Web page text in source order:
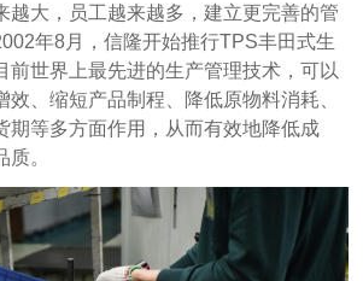
越大，员工越来越多，建立更完善的管
年8月，信隆开始推行TPS丰田式生
前世界上最先进的生产管理技术，可以
效、缩短产品制程、降低原物料消耗、
期等多方面作用，从而有效地降低成
。